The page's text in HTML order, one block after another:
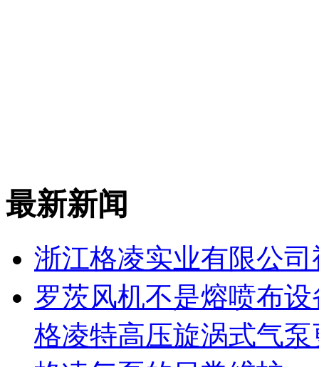
最新新闻
浙江格凌实业有限公司
罗茨风机不是熔喷布
格凌特高压旋涡式气